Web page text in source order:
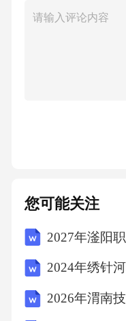
点，提高沟通效
性格特点，采用
据团队成员的性
任关系：通过真诚
信任关系提供解
望，提供合适的解
满意度在客户服务
您可能关注